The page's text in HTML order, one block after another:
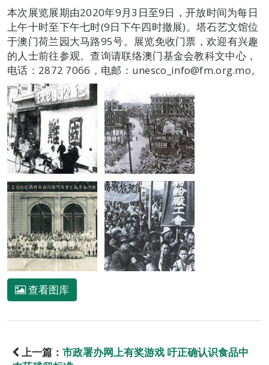
本次展览展期由2020年9月3日至9日，开放时间为每日
上午十时至下午七时(9日下午四时撤展)。塔石艺文馆位
于澳门荷兰园大马路95号。展览免收门票，欢迎有兴趣
的人士前往参观。查询请联络澳门基金会教科文中心，
电话：2872 7066，电邮：unesco_info@fm.org.mo。
查看图库
上一篇： 市政署办网上有奖游戏 吁正确认识食品中